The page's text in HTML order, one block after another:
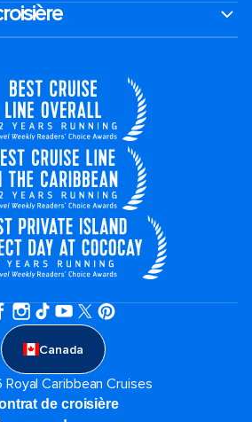
Canada
Caribbean Cruises
de croisière